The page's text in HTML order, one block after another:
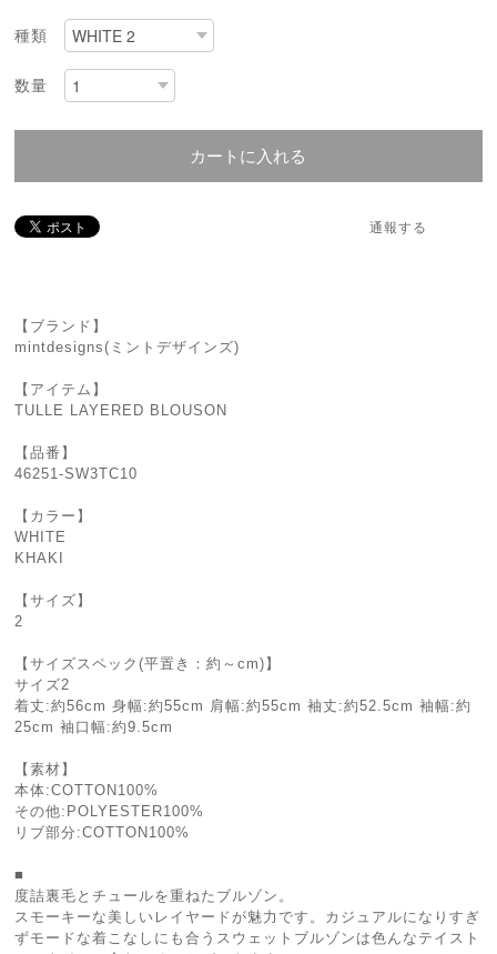
種類
数量
カートに入れる
通報する
【ブランド】
mintdesigns(ミントデザインズ)
【アイテム】
TULLE LAYERED BLOUSON
【品番】
46251-SW3TC10
【カラー】
WHITE
KHAKI
【サイズ】
2
【サイズスペック(平置き：約～cm)】
サイズ2
着丈:約56cm 身幅:約55cm 肩幅:約55cm 袖丈:約52.5cm 袖幅:約
25cm 袖口幅:約9.5cm
【素材】
本体:COTTON100%
その他:POLYESTER100%
リブ部分:COTTON100%
■
度詰裏毛とチュールを重ねたブルゾン。
スモーキーな美しいレイヤードが魅力です。カジュアルになりすぎ
ずモードな着こなしにも合うスウェットブルゾンは色んなテイスト